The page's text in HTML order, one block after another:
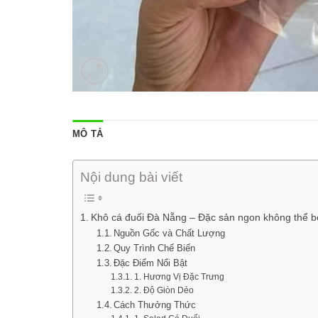
MÔ TẢ
Nội dung bài viết
Khô cá đuối Đà Nẵng – Đặc sản ngon không thể
Nguồn Gốc và Chất Lượng
Quy Trình Chế Biến
Đặc Điểm Nổi Bật
1. Hương Vị Đặc Trưng
2. Độ Giòn Dẻo
Cách Thưởng Thức